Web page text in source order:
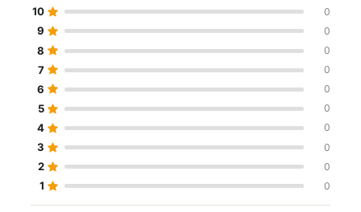
10 0
9 0
8 0
7 0
6 0
5 0
4 0
3 0
2 0
1 0